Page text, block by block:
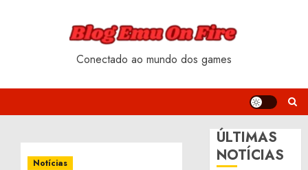
Conectado ao mundo dos games
Notícias
ÚLTIMAS
NOTÍCIAS